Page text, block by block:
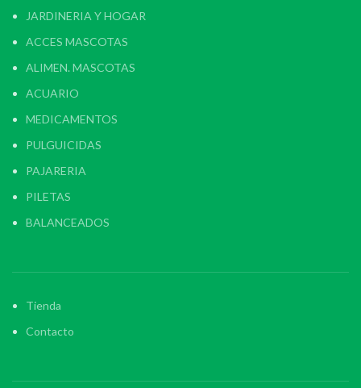
JARDINERIA Y HOGAR
ACCES MASCOTAS
ALIMEN. MASCOTAS
ACUARIO
MEDICAMENTOS
PULGUICIDAS
PAJARERIA
PILETAS
BALANCEADOS
Tienda
Contacto